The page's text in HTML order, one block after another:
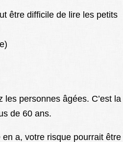
être difficile de lire les petits
les personnes âgées. C’est la
de 60 ans.
en a, votre risque pourrait être